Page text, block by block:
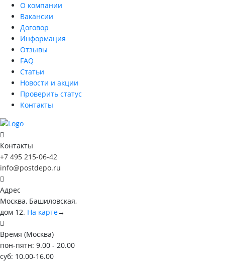
О компании
Вакансии
Договор
Информация
Отзывы
FAQ
Статьи
Новости и акции
Проверить статус
Контакты
Контакты
+7 495 215-06-42
info@postdepo.ru
Адрес
Москва, Башиловская,
дом 12. На карте→
Время (Москва)
пон-пятн: 9.00 - 20.00
суб: 10.00-16.00